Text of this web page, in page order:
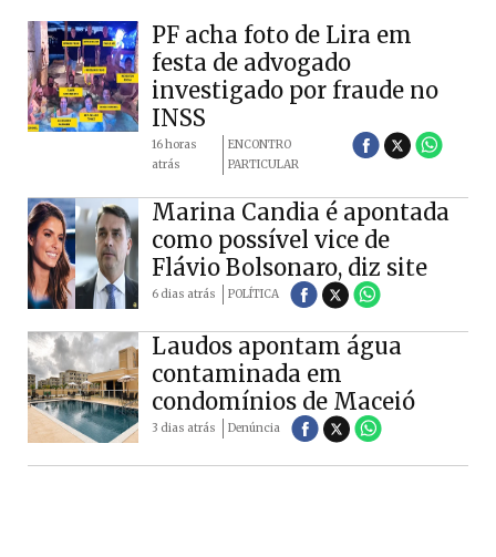
PF acha foto de Lira em
festa de advogado
investigado por fraude no
INSS
16 horas
atrás
ENCONTRO
PARTICULAR
Marina Candia é apontada
como possível vice de
Flávio Bolsonaro, diz site
6 dias atrás POLÍTICA
Laudos apontam água
contaminada em
condomínios de Maceió
3 dias atrás Denúncia